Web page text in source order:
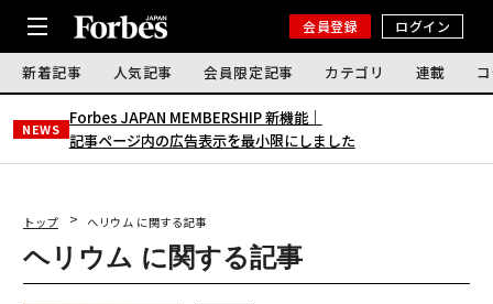
会員登録 ログイン
新着記事 人気記事 会員限定記事 カテゴリ 連載
NEWS
Forbes JAPAN MEMBERSHIP 新機能｜
記事ページ内の広告表示を最小限にしました
トップ ヘリウム に関する記事
ヘリウム に関する記事